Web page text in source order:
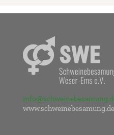
www.schweinebesamung.de